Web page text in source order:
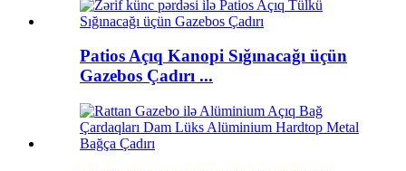
Patios Açıq Kanopi Sığınacağı üçün
Gazebos Çadırı ...